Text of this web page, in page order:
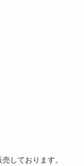
しております。